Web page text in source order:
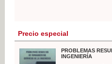
Precio especial
PROBLEMAS
INGENIERÍA